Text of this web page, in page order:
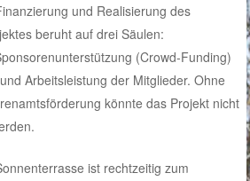
und Realisierung des
beruht auf drei Säulen:
(Crowd-Funding)
Arbeitsleistung der Mitglieder. Ohne
könnte das Projekt nicht
ist rechtzeitig zum